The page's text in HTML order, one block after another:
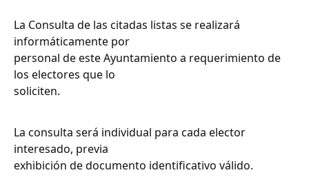
La Consulta de las citadas listas se realizará
informáticamente por
personal de este Ayuntamiento a requerimiento de
los electores que lo
soliciten.
La consulta será individual para cada elector
interesado, previa
exhibición de documento identificativo válido.